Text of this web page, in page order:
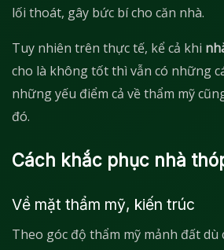
lối thoát, gây bức bí cho căn nhà.
Tuy nhiên trên thực tế, kể cả khi
cho là không tốt thì vẫn có những
những yếu điểm cả về thẩm mỹ
đó.
Cách khắc phục nhà
Về mặt thẩm mỹ, kiến trúc
Theo góc độ thẩm mỹ mảnh đất dù